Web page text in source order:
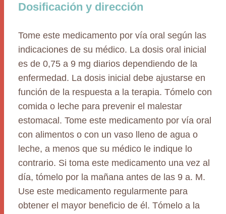
Dosificación y dirección
Tome este medicamento por vía oral según las
indicaciones de su médico. La dosis oral inicial
es de 0,75 a 9 mg diarios dependiendo de la
enfermedad. La dosis inicial debe ajustarse en
función de la respuesta a la terapia. Tómelo con
comida o leche para prevenir el malestar
estomacal. Tome este medicamento por vía oral
con alimentos o con un vaso lleno de agua o
leche, a menos que su médico le indique lo
contrario. Si toma este medicamento una vez al
día, tómelo por la mañana antes de las 9 a. M.
Use este medicamento regularmente para
obtener el mayor beneficio de él. Tómelo a la